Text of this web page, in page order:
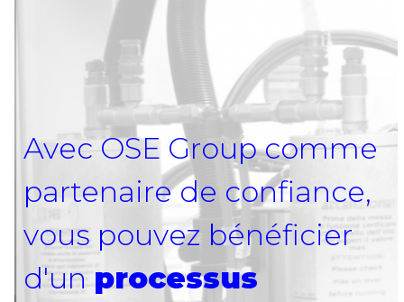
Avec OSE Group comme
partenaire de confiance,
vous pouvez bénéficier
d'un processus